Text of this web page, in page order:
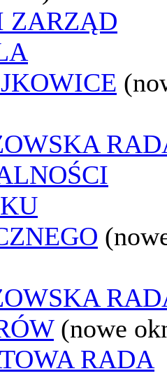
ZARZĄD
(nowe
RADA